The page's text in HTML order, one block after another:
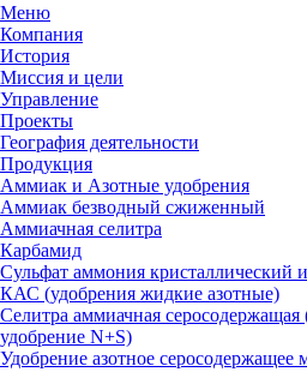
Меню
Компания
История
Миссия и цели
Управление
Проекты
География деятельности
Продукция
Аммиак и Азотные удобрения
Аммиак безводный сжиженный
Аммиачная селитра
Карбамид
Сульфат аммония кристаллический
КАС (удобрения жидкие азотные)
Селитра аммиачная серосодержащая
удобрение N+S)
Удобрение азотное серосодержащее